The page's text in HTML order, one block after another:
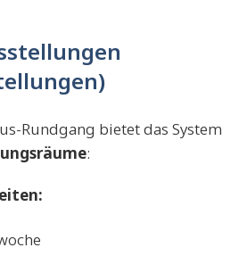
Rundgang bietet das System
: